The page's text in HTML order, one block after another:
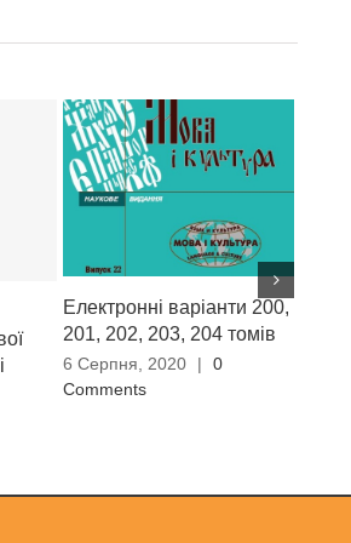
Електронні варіанти 200,
201, 202, 203, 204 томів
6 Серпня, 2020 |
0
Comments